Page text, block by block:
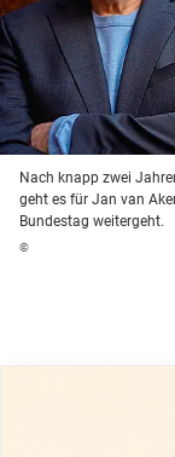
Nach knapp zwei
geht es für Jan van
Bundestag weitergeht.
©